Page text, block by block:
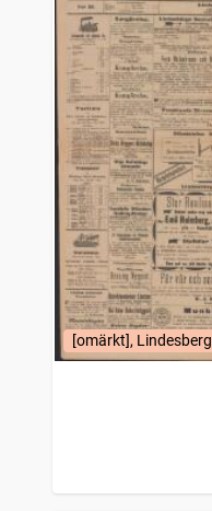
Jämtlands tidning
träffar
Norra Skåne
träffar
Bohusläningen
träffar
Sydhalland
träffar
Jämtlandsposten
träffar
Boråsposten
träffar
träffar
Söderköpings tidning
träffar
Eslöfs tidning
träffar
Wermlands allehanda
träffar
Nordens
träffar
Karlshamn
träffar
Borås tidning
träffar
Eskilstunakuriren
träffar
Lund
Hörbyposten
[omärkt], Lindesberg